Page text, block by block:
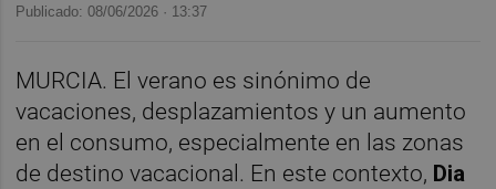
Publicado: 08/06/2026 · 13:37
MURCIA. El verano es sinónimo de
vacaciones, desplazamientos y un aumento
en el consumo, especialmente en las zonas
de destino vacacional. En este contexto, Dia